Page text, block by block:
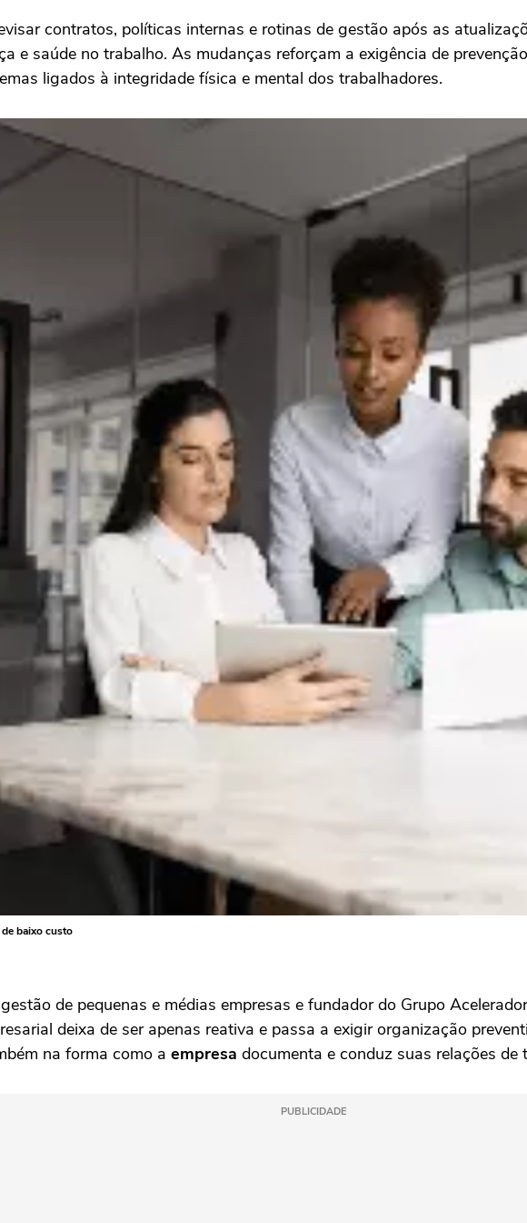
contratos, políticas internas e rotinas de gestão após as
e saúde no trabalho. As mudanças reforçam a exigência de
ligados à integridade física e mental dos trabalhadores.
baixo custo
de pequenas e médias empresas e fundador do Grupo
deixa de ser apenas reativa e passa a exigir organização
na forma como a empresa documenta e conduz suas relações de
PUBLICIDADE